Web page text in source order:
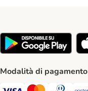
Modalità di pagamento